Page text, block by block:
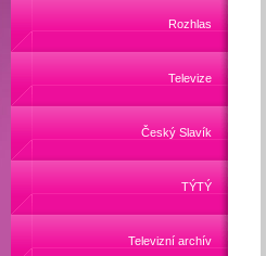
Rozhlas
Televize
Český Slavík
TÝTÝ
Televizní archív